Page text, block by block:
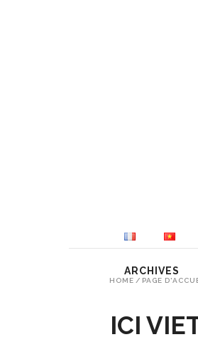
ARCHIVES
HOME / PAGE
ICI